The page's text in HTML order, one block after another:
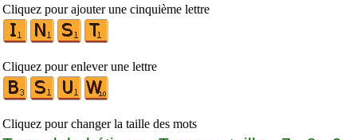
Cliquez pour ajouter une cinquième lettre
Cliquez pour enlever une lettre
Cliquez pour changer la taille des mots